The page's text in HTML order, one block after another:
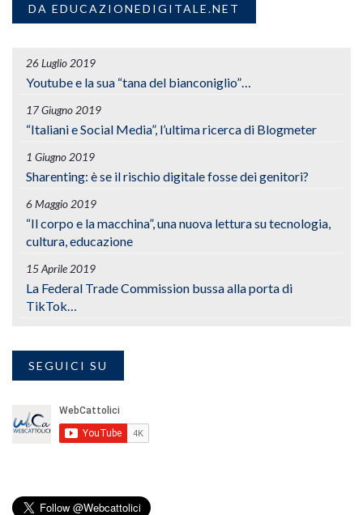
DA EDUCAZIONEDIGITALE.NET
26 Luglio 2019
Youtube e la sua “tana del bianconiglio”…
17 Giugno 2019
“Italiani e Social Media”, l’ultima ricerca di Blogmeter
1 Giugno 2019
Sharenting: è se il rischio digitale fosse dei genitori?
6 Maggio 2019
“Il corpo e la macchina”, una nuova lettura su tecnologia,
cultura, educazione
15 Aprile 2019
La Federal Trade Commission bussa alla porta di
TikTok…
SEGUICI SU